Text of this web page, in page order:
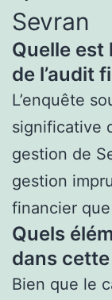
Sevran
Quelle est
de l’audit
L’enquête
significative
gestion de
gestion
financier
Quels
dans
Bien que le